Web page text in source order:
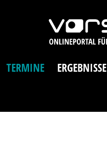
TERMINE ERGEBNISSE